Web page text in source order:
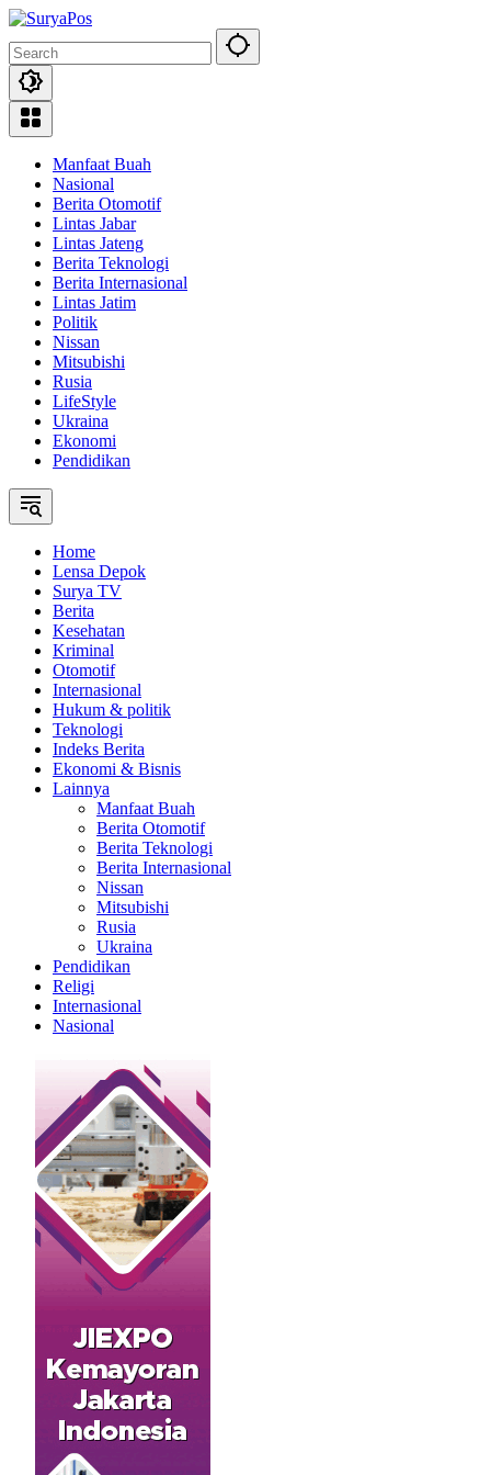
Skip
content
Manfaat Buah
Nasional
Berita Otomotif
Lintas Jabar
Lintas Jateng
Berita Teknologi
Berita Internasional
Lintas Jatim
Politik
Nissan
Mitsubishi
Rusia
LifeStyle
Ukraina
Ekonomi
Pendidikan
Home
Lensa Depok
Surya TV
Berita
Kesehatan
Kriminal
Otomotif
Internasional
Hukum & politik
Teknologi
Indeks Berita
Ekonomi & Bisnis
Lainnya
Manfaat Buah
Berita Otomotif
Berita Teknologi
Berita Internasional
Nissan
Mitsubishi
Rusia
Ukraina
Pendidikan
Religi
Internasional
Nasional